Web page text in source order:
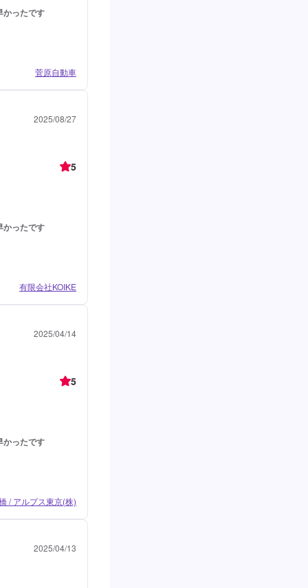
かったです
菅原自動車
2025/08/27
5
かったです
有限会社KOIKE
2025/04/14
5
かったです
/ アルプス東京(株)
2025/04/13